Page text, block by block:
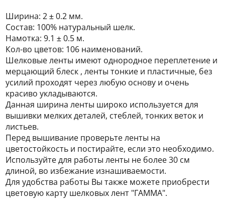
Ширина: 2 ± 0.2 мм.
Состав: 100% натуральный шелк.
Намотка: 9.1 ± 0.5 м.
Кол-во цветов: 106 наименований.
Шелковые ленты имеют однородное переплетение и
мерцающий блеск , ленты тонкие и пластичные, без
усилий проходят через любую основу и очень
красиво укладываются.
Данная ширина ленты широко используется для
вышивки мелких деталей, стеблей, тонких веток и
листьев.
Перед вышивание проверьте ленты на
цветостойкость и постирайте, если это необходимо.
Используйте для работы ленты не более 30 см
длиной, во избежание изнашиваемости.
Для удобства работы Вы также можете приобрести
цветовую карту шелковых лент "ГАММА".